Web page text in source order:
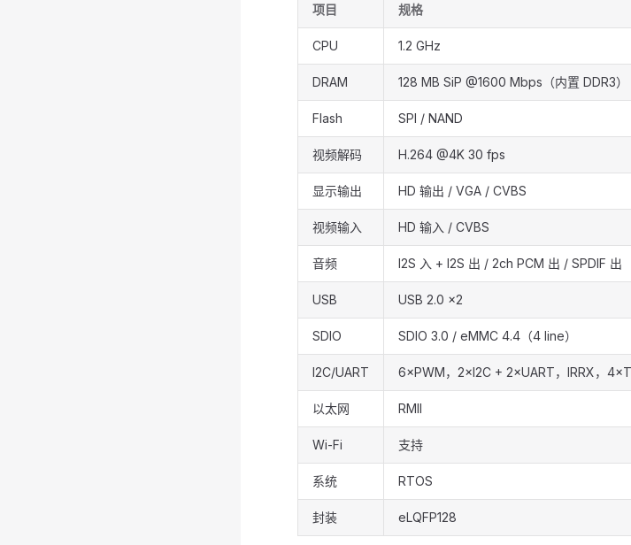
项目 规格
CPU 1.2 GHz
DRAM 128 MB SiP @1600 Mbps（内置 DDR3）
Flash SPI / NAND
视频解码 H.264 @4K 30 fps
显示输出 HD 输出 / VGA / CVBS
视频输入 HD 输入 / CVBS
音频 I2S 入 + I2S 出 / 2ch PCM 出 / SPDIF 出
USB USB 2.0 ×2
SDIO SDIO 3.0 / eMMC 4.4（4 line）
I2C/UART 6×PWM，2×I2C + 2×UART，IRRX，
以太网 RMII
Wi-Fi 支持
系统 RTOS
封装 eLQFP128